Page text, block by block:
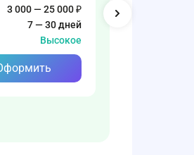
3 000 — 25 000 ₽
7 — 30 дней
Высокое